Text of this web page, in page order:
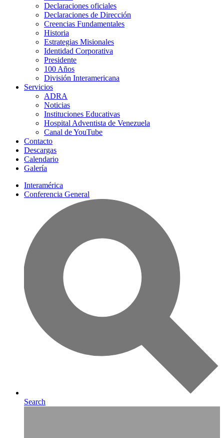
Declaraciones oficiales
Declaraciones de Dirección
Creencias Fundamentales
Historia
Estrategias Misionales
Identidad Corporativa
Presidente
100 Años
División Interamericana
Servicios
ADRA
Noticias
Instituciones Educativas
Hospital Adventista de Venezuela
Canal de YouTube
Contacto
Descargas
Calendario
Galería
Interamérica
Conferencia General
Search